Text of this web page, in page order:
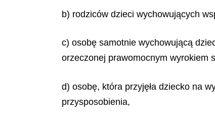
b) rodziców dzieci wychowujących
c) osobę samotnie wychowującą
orzeczonej prawomocnym wyrokiem
d) osobę, która przyjęła dziecko na
przysposobienia,